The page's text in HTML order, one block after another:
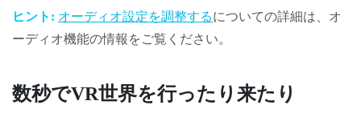
ヒント: オーディオ設定を調整するについての詳細は、オ
ーディオ機能の情報をご覧ください。
数秒でVR世界を行ったり来たり